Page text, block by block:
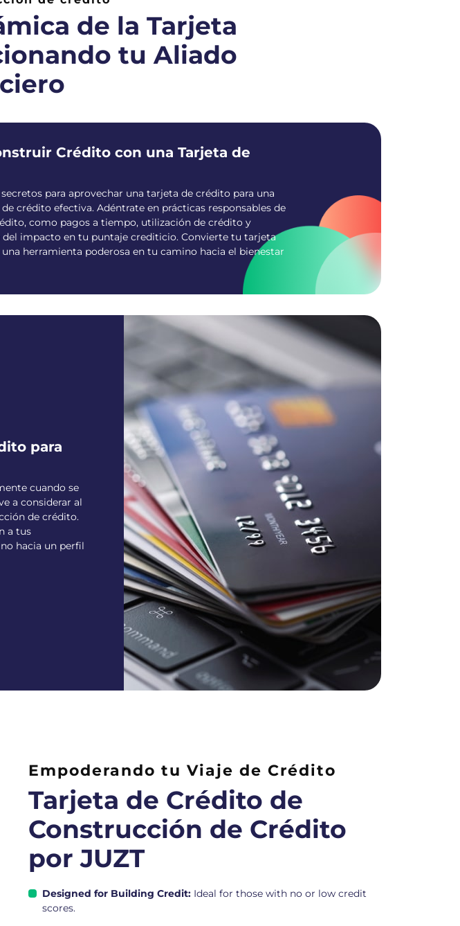
de la Tarjeta
tu Aliado
Crédito con una Tarjeta de
para aprovechar una tarjeta de crédito para una
crédito efectiva. Adéntrate en prácticas responsables de
como pagos a tiempo, utilización de crédito y
impacto en tu puntaje crediticio. Convierte tu tarjeta
herramienta poderosa en tu camino hacia el bienestar
para
cuando se
a considerar al
de crédito.
a tus
hacia un perfil
Empoderando tu Viaje de Crédito
Tarjeta de Crédito de
Construcción de Crédito
por JUZT
Designed for Building Credit: Ideal for those with no or low credit
scores.